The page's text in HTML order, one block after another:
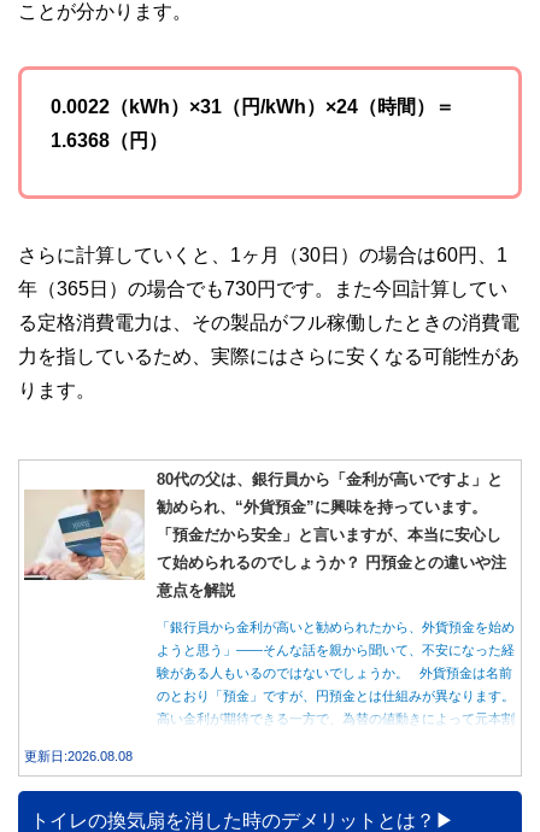
ことが分かります。
0.0022（kWh）×31（円/kWh）×24（時間）＝
1.6368（円）
さらに計算していくと、1ヶ月（30日）の場合は60円、1
年（365日）の場合でも730円です。また今回計算してい
る定格消費電力は、その製品がフル稼働したときの消費電
力を指しているため、実際にはさらに安くなる可能性があ
ります。
80代の父は、銀行員から「金利が高いですよ」と
勧められ、“外貨預金”に興味を持っています。
「預金だから安全」と言いますが、本当に安心し
て始められるのでしょうか？ 円預金との違いや注
意点を解説
「銀行員から金利が高いと勧められたから、外貨預金を始め
ようと思う」――そんな話を親から聞いて、不安になった経
験がある人もいるのではないでしょうか。 外貨預金は名前
のとおり「預金」ですが、円預金とは仕組みが異なります。
高い金利が期待できる一方で、為替の値動きによって元本割
更新日:2026.08.08
トイレの換気扇を消した時のデメリットとは？